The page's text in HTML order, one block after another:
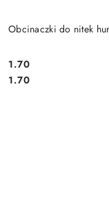
Obcinaczki do nitek
Cena:
1.70
Cena:
1.70